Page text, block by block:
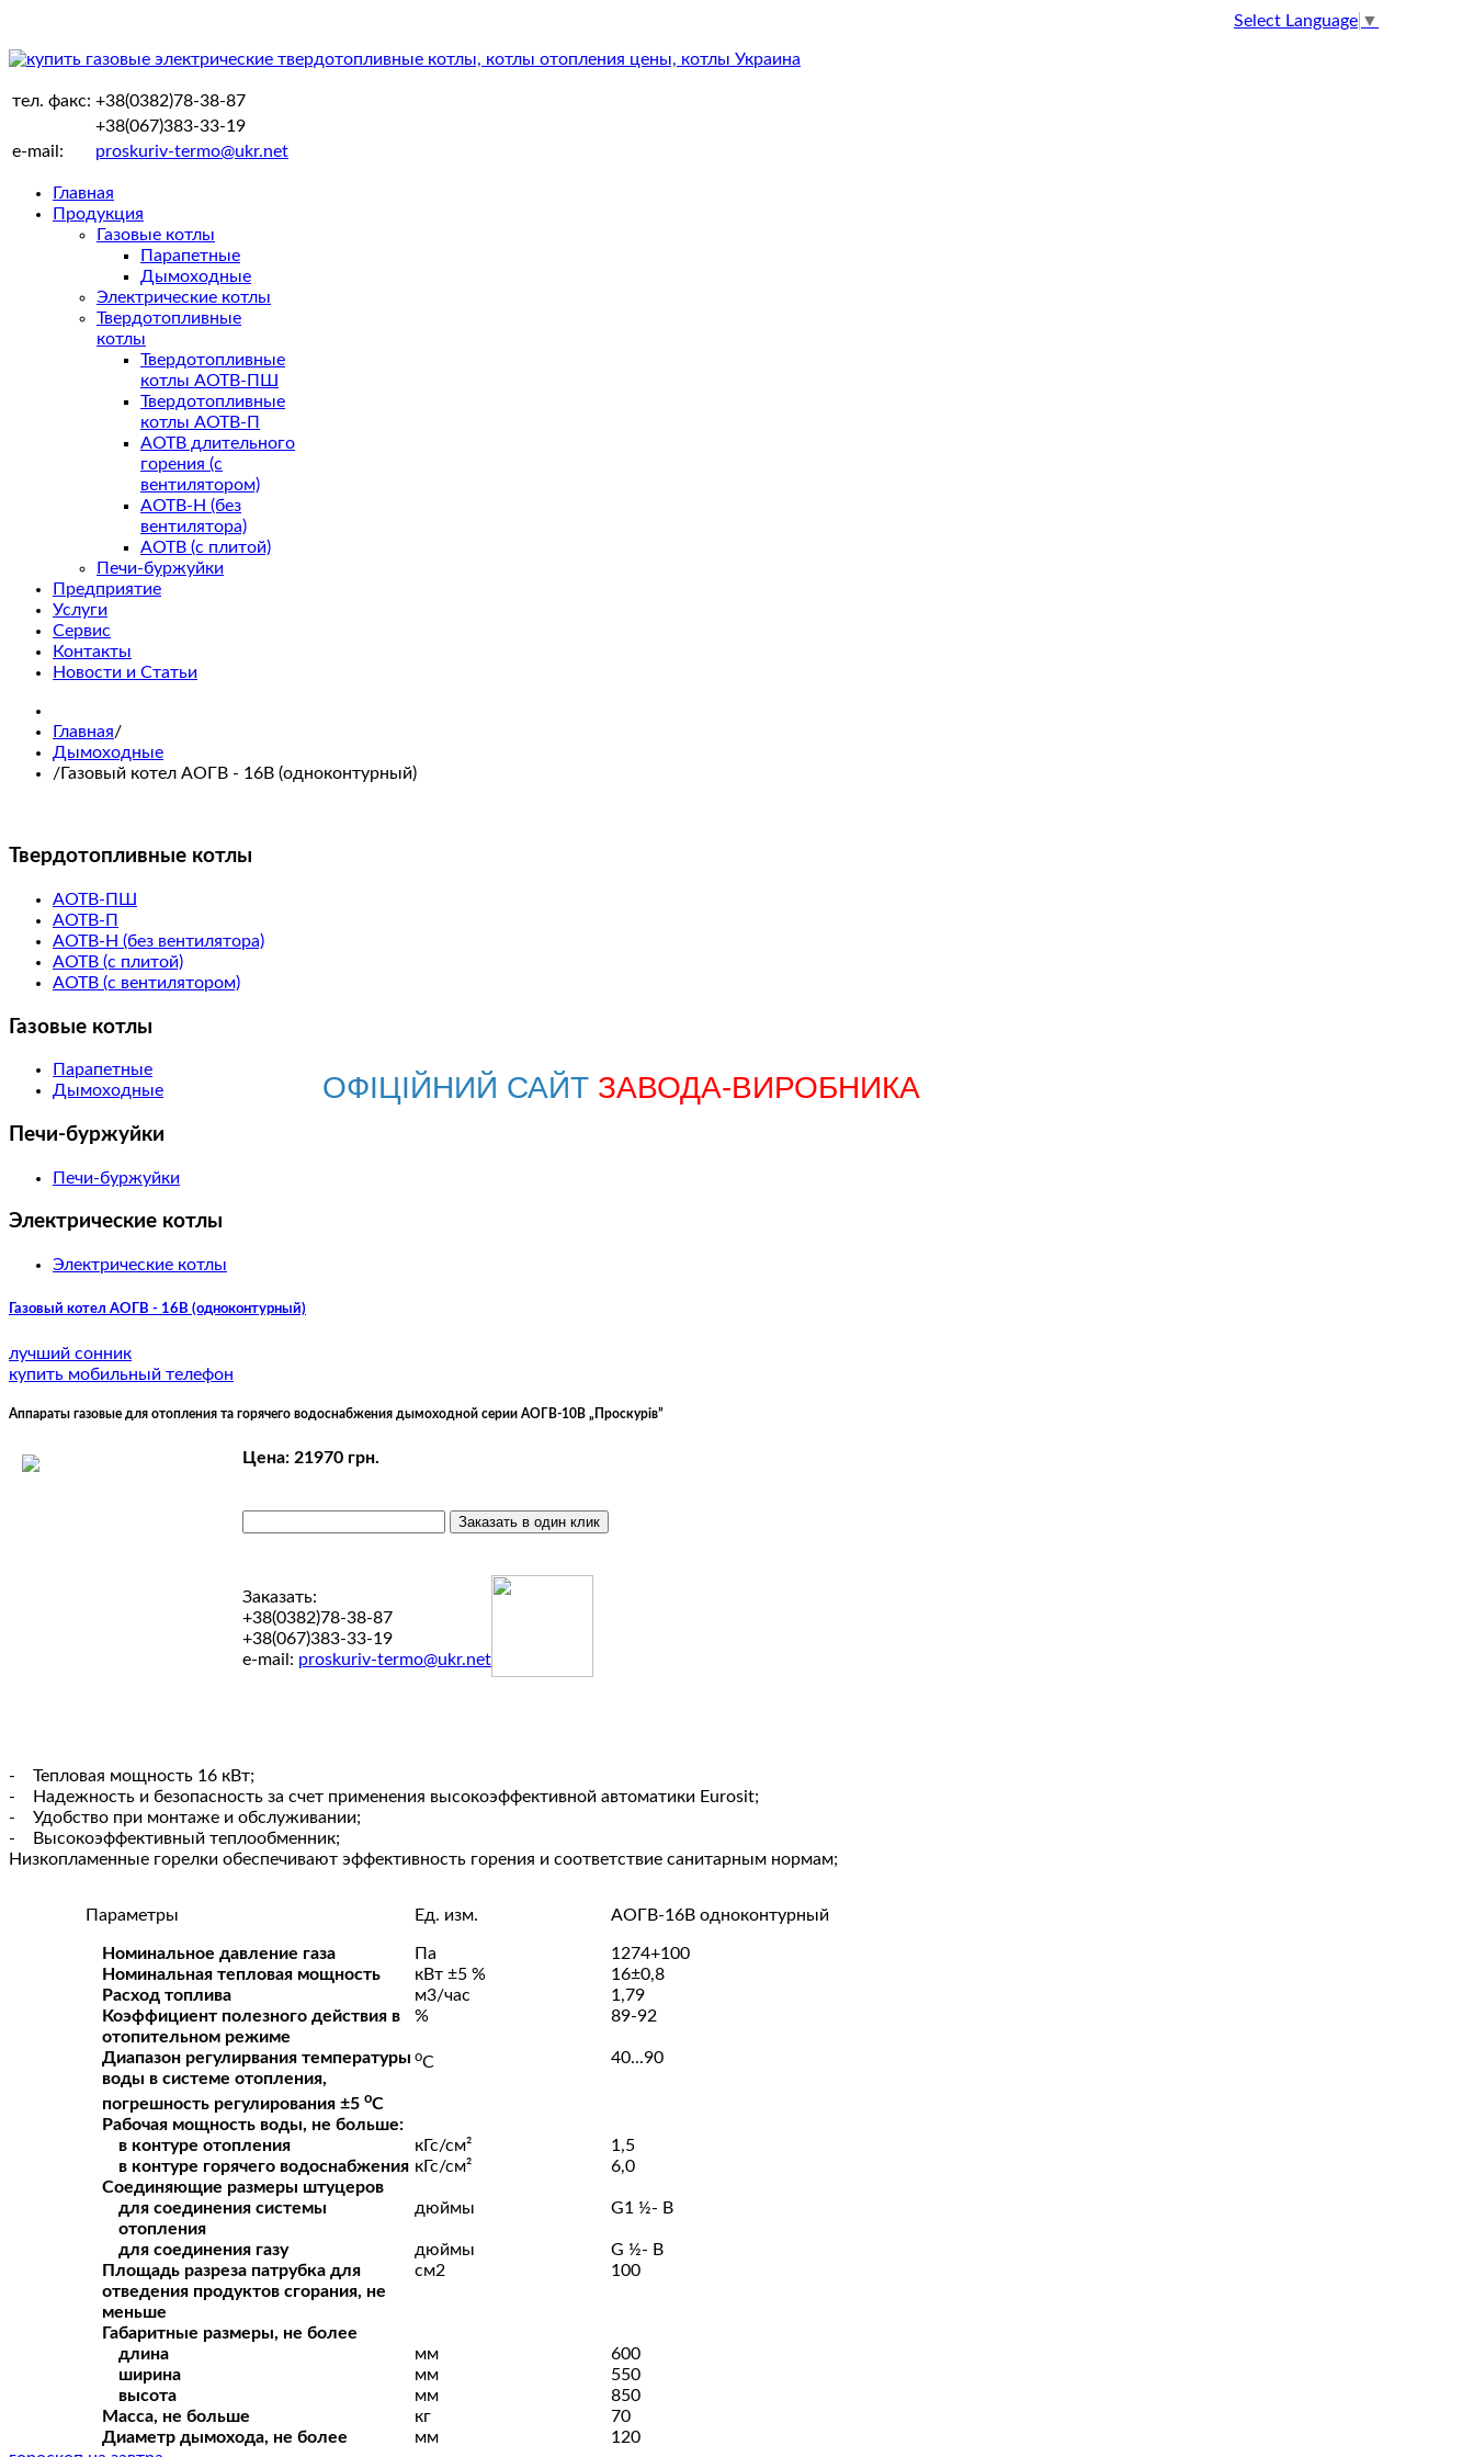
Select Language ▼
ОФІЦІЙНИЙ САЙТ ЗАВОДА-ВИРОБНИКА
тел. факс: +38(0382)78-38-87
+38(067)383-33-19
e-mail:
proskuriv-termo@ukr.net
Главная
Продукция
Газовые котлы
Парапетные
Дымоходные
Электрические котлы
Твердотопливные
котлы
Твердотопливные
котлы АОТВ-ПШ
Твердотопливные
котлы АОТВ-П
АОТВ длительного
горения (с
вентилятором)
АОТВ-Н (без
вентилятора)
АОТВ (с плитой)
Печи-буржуйки
Предприятие
Услуги
Сервис
Контакты
Новости и Статьи
Главная/
Дымоходные
/Газовый котел АОГВ - 16B (одноконтурный)
Твердотопливные котлы
АОТВ-ПШ
АОТВ-П
АОТВ-Н (без вентилятора)
АОТВ (с плитой)
АОТВ (с вентилятором)
Газовые котлы
Парапетные
Дымоходные
Печи-буржуйки
Печи-буржуйки
Электрические котлы
Электрические котлы
Газовый котел АОГВ - 16B (одноконтурный)
лучший сонник
купить мобильный телефон
Аппараты газовые для отопления та горячего водоснабжения дымоходной серии АОГВ-10В „Проскурів”
Цена: 21970 грн.
Заказать:
+38(0382)78-38-87
+38(067)383-33-19
e-mail: proskuriv-termo@ukr.net
- Тепловая мощность 16 кВт;
- Надежность и безопасность за счет применения высокоэффективной автоматики Eurosit;
- Удобство при монтаже и обслуживании;
- Высокоэффективный теплообменник;
Низкопламенные горелки обеспечивают эффективность горения и соответствие санитарным нормам;
Параметры Ед. изм. АОГВ-16В одноконтурный
Номинальное давление газа Па
1274+100
Номинальная тепловая мощность
кВт ±5 %
16±0,8
Расход топлива
м3/час
1,79
Коэффициент полезного действия в
отопительном режиме
% 89-92
Диапазон регулирвания температуры
воды в системе отопления,
погрешность регулирования ±5 оС
оС 40...90
Рабочая мощность воды, не больше:
в контуре отопления
кГс/см²
1,5
в контуре горячего водоснабжения кГс/см²
6,0
Соединяющие размеры штуцеров
для соединения системы
отопления
дюймы G1 ½- В
для соединения газу дюймы
G ½- В
Площадь разреза патрубка для
отведения продуктов сгорания, не
меньше
см2 100
Габаритные размеры, не более
длина
мм
600
ширина
мм
550
высота
мм
850
Масса, не больше
кг
70
Диаметр дымохода, не более
мм
120